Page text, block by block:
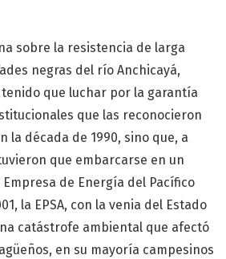
sobre la resistencia de larga
negras del río Anchicayá,
que luchar por la garantía
que las reconocieron
la década de 1990, sino que, a
que embarcarse en un
de Energía del Pacífico
la EPSA, con la venia del Estado
catástrofe ambiental que afectó
en su mayoría campesinos